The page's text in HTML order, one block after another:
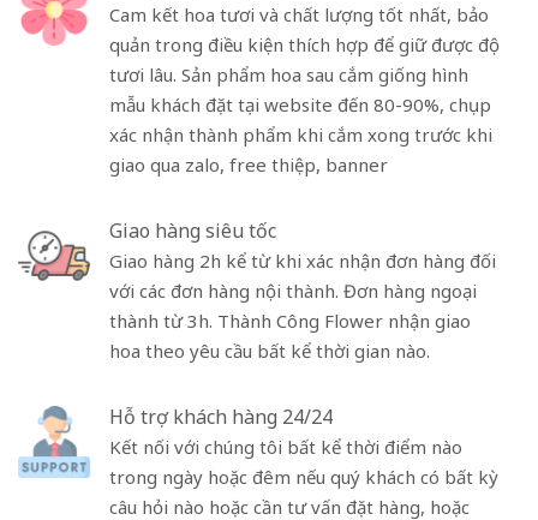
Cam kết hoa tươi và chất lượng tốt nhất, bảo
quản trong điều kiện thích hợp để giữ được độ
tươi lâu. Sản phẩm hoa sau cắm giống hình
mẫu khách đặt tại website đến 80-90%, chụp
xác nhận thành phẩm khi cắm xong trước khi
giao qua zalo, free thiệp, banner
Giao hàng siêu tốc
Giao hàng 2h kể từ khi xác nhận đơn hàng đối
với các đơn hàng nội thành. Đơn hàng ngoại
thành từ 3h. Thành Công Flower nhận giao
hoa theo yêu cầu bất kể thời gian nào.
Hỗ trợ khách hàng 24/24
Kết nối với chúng tôi bất kể thời điểm nào
trong ngày hoặc đêm nếu quý khách có bất kỳ
câu hỏi nào hoặc cần tư vấn đặt hàng, hoặc